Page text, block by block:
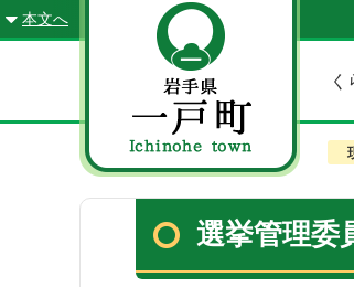
本文へ
選挙管理委